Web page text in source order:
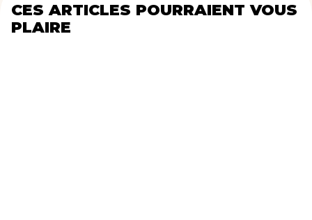
CES ARTICLES POURRAIENT VOUS
PLAIRE